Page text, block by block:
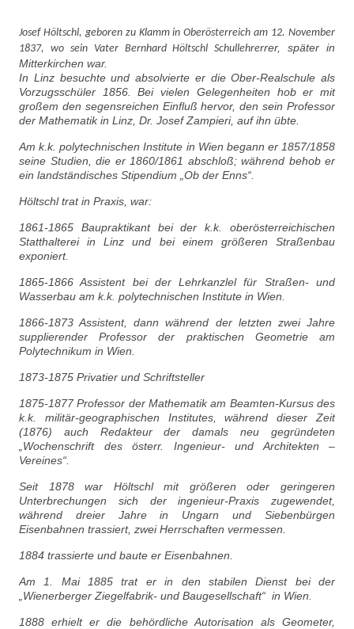
Josef Höltschl, geboren zu Klamm in Oberösterreich am 12. November
1837, wo sein Vater Bernhard Höltschl Schullehrerrer, später in
Mitterkirchen war.
In Linz besuchte und absolvierte er die Ober-Realschule als
Vorzugsschüler 1856. Bei vielen Gelegenheiten hob er mit
großem den segensreichen Einfluß hervor, den sein Professor
der Mathematik in Linz, Dr. Josef Zampieri, auf ihn übte.
Am k.k. polytechnischen Institute in Wien begann er 1857/1858
seine Studien, die er 1860/1861 abschloß; während behob er
ein landständisches Stipendium „Ob der Enns“.
Höltschl trat in Praxis, war:
1861-1865 Baupraktikant bei der k.k. oberösterreichischen
Statthalterei in Linz und bei einem größeren Straßenbau
exponiert.
1865-1866 Assistent bei der Lehrkanzlel für Straßen- und
Wasserbau am k.k. polytechnischen Institute in Wien.
1866-1873 Assistent, dann während der letzten zwei Jahre
supplierender Professor der praktischen Geometrie am
Polytechnikum in Wien.
1873-1875 Privatier und Schriftsteller
1875-1877 Professor der Mathematik am Beamten-Kursus des
k.k. militär-geographischen Institutes, während dieser Zeit
(1876) auch Redakteur der damals neu gegründeten
„Wochenschrift des österr. Ingenieur- und Architekten –
Vereines“.
Seit 1878 war Höltschl mit größeren oder geringeren
Unterbrechungen sich der ingenieur-Praxis zugewendet,
während dreier Jahre in Ungarn und Siebenbürgen
Eisenbahnen trassiert, zwei Herrschaften vermessen.
1884 trassierte und baute er Eisenbahnen.
Am 1. Mai 1885 trat er in den stabilen Dienst bei der
„Wienerberger Ziegelfabrik- und Baugesellschaft“ in Wien.
1888 erhielt er die behördliche Autorisation als Geometer,